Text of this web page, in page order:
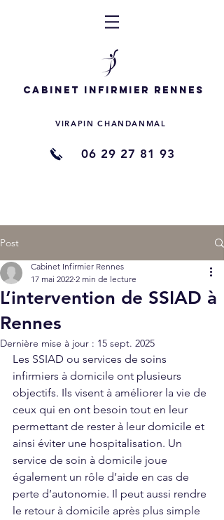
Cabinet Infirmier Rennes
VIRAPIN CHANDANMAL
06 29 27 81 93
Post
L’intervention de SSIAD à
Rennes
Cabinet Infirmier Rennes
17 mai 2022 2 min de lecture
Dernière mise à jour : 15 sept. 2025
Les SSIAD ou services de soins
infirmiers à domicile ont plusieurs
objectifs. Ils visent à améliorer la vie de
ceux qui en ont besoin tout en leur
permettant de rester à leur domicile et
ainsi éviter une hospitalisation. Un
service de soin à domicile joue
également un rôle d’aide en cas de
perte d’autonomie. Il peut aussi rendre
le retour à domicile après plus simple